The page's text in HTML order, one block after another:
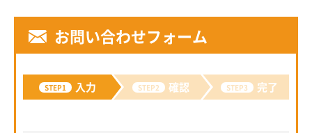
お問い合わせフォーム
STEP1 入力 STEP2 確認 STEP3 完了